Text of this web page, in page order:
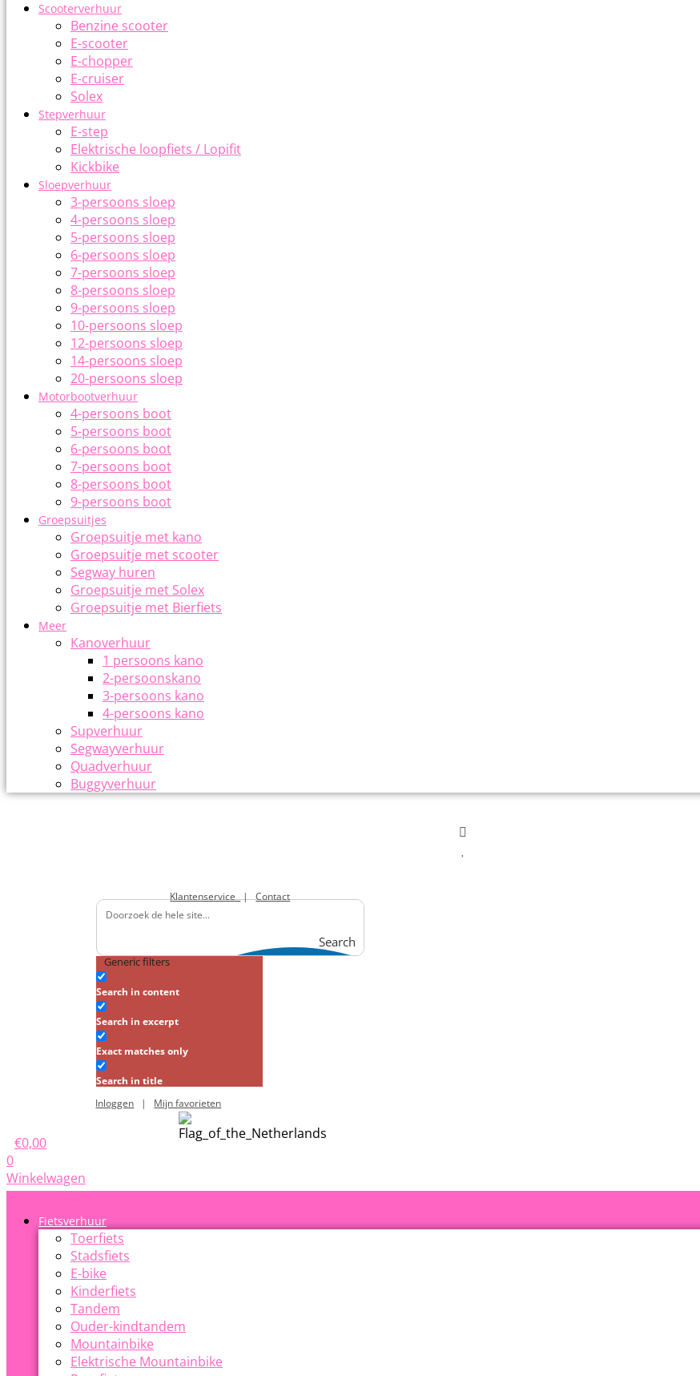
Scooterverhuur
Benzine scooter
E-scooter
E-chopper
E-cruiser
Solex
Stepverhuur
E-step
Elektrische loopfiets / Lopifit
Kickbike
Sloepverhuur
3-persoons sloep
4-persoons sloep
5-persoons sloep
6-persoons sloep
7-persoons sloep
8-persoons sloep
9-persoons sloep
10-persoons sloep
12-persoons sloep
14-persoons sloep
20-persoons sloep
Motorbootverhuur
4-persoons boot
5-persoons boot
6-persoons boot
7-persoons boot
8-persoons boot
9-persoons boot
Groepsuitjes
Groepsuitje met kano
Groepsuitje met scooter
Segway huren
Groepsuitje met Solex
Groepsuitje met Bierfiets
Meer
Kanoverhuur
1 persoons kano
2-persoonskano
3-persoons kano
4-persoons kano
Supverhuur
Segwayverhuur
Quadverhuur
Buggyverhuur
Klantenservice|Contact
Search
Generic filters
Search in content
Search in excerpt
Exact matches only
Search in title
Inloggen
| Mijn favorieten
€0,00
0
Winkelwagen
Fietsverhuur
Toerfiets
Stadsfiets
E-bike
Kinderfiets
Tandem
Ouder-kindtandem
Mountainbike
Elektrische Mountainbike